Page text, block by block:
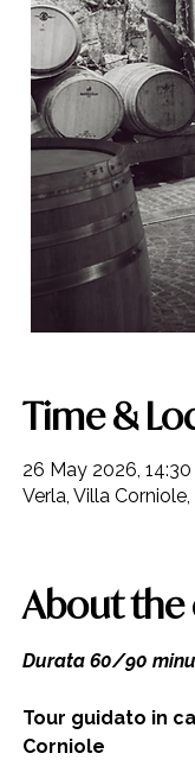
Time &
26 May 2026, 14:30
Verla, Villa
About the
Durata 60/90
Tour guidato in
Corniole